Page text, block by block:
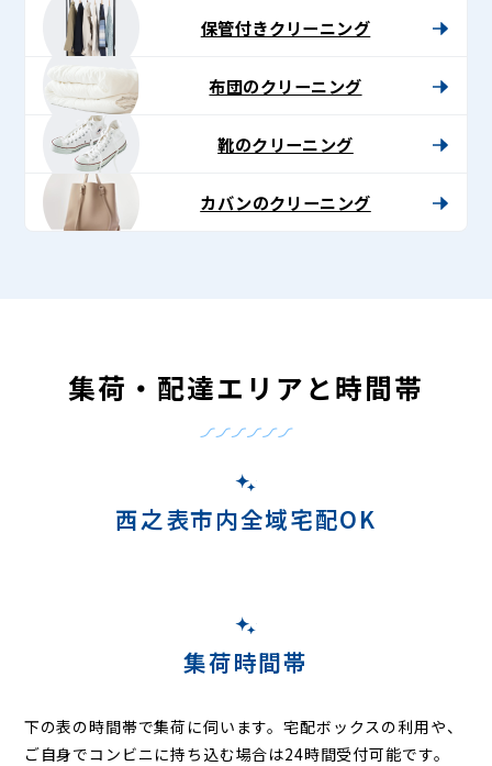
保管付きクリーニング
布団のクリーニング
靴のクリーニング
カバンのクリーニング
集荷・配達エリアと時間帯
西之表市内全域宅配OK
集荷時間帯
下の表の時間帯で集荷に伺います。宅配ボックスの利用や、
ご自身でコンビニに持ち込む場合は24時間受付可能です。